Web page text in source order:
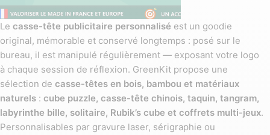
Le casse-tête publicitaire personnalisé est un goodie
original, mémorable et conservé longtemps : posé sur le
bureau, il est manipulé régulièrement — exposant votre logo
à chaque session de réflexion. GreenKit propose une
sélection de casse-têtes en bois, bambou et matériaux
naturels : cube puzzle, casse-tête chinois, taquin, tangram,
labyrinthe bille, solitaire, Rubik’s cube et coffrets multi-jeux.
Personnalisables par gravure laser, sérigraphie ou